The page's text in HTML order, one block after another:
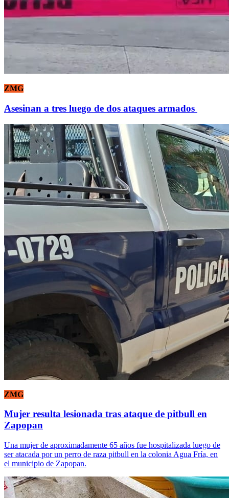
ZMG
Asesinan a tres luego de dos ataques armados
ZMG
Mujer resulta lesionada tras ataque de pitbull en
Zapopan
Una mujer de aproximadamente 65 años fue hospitalizada luego de
ser atacada por un perro de raza pitbull en la colonia Agua Fría, en
el municipio de Zapopan.